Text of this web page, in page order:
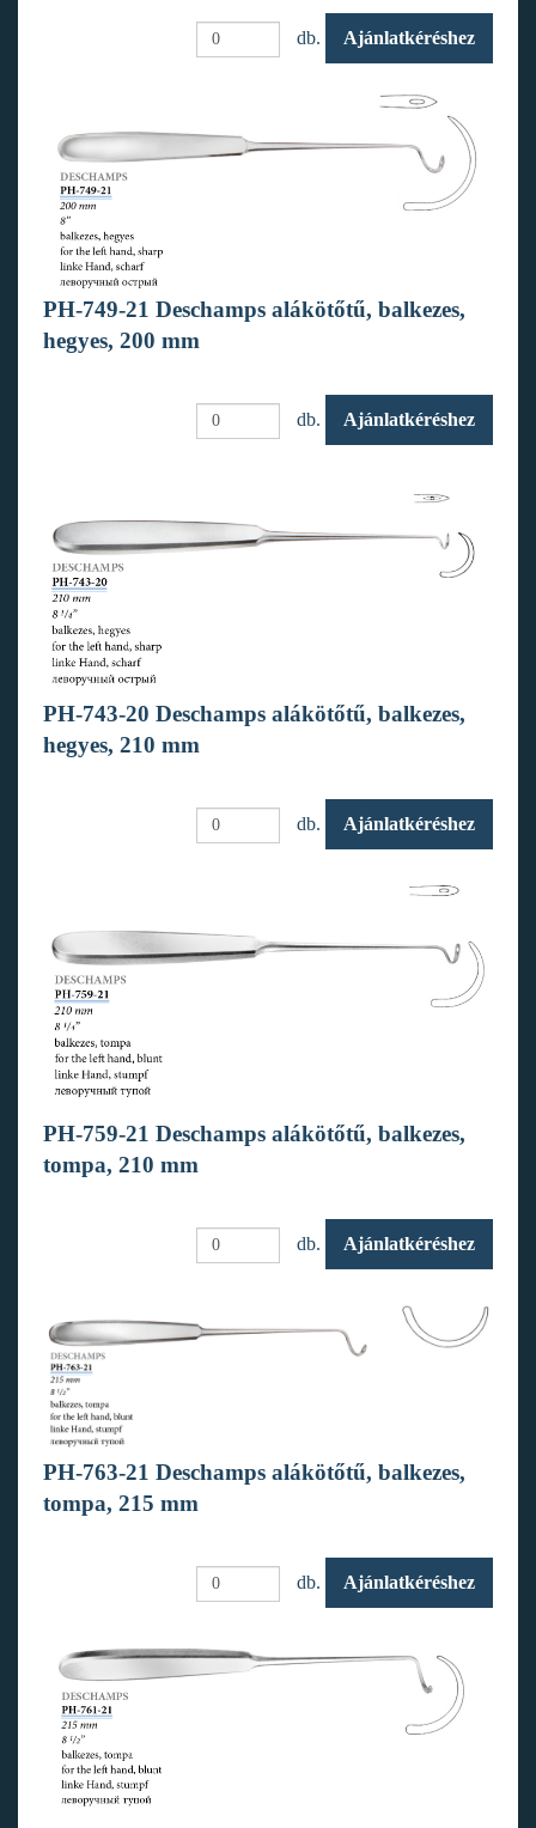
db. Ajánlatkéréshez
PH-749-21 Deschamps alákötőtű, balkezes,
hegyes, 200 mm
db. Ajánlatkéréshez
PH-743-20 Deschamps alákötőtű, balkezes,
hegyes, 210 mm
db. Ajánlatkéréshez
PH-759-21 Deschamps alákötőtű, balkezes,
tompa, 210 mm
db. Ajánlatkéréshez
PH-763-21 Deschamps alákötőtű, balkezes,
tompa, 215 mm
db. Ajánlatkéréshez